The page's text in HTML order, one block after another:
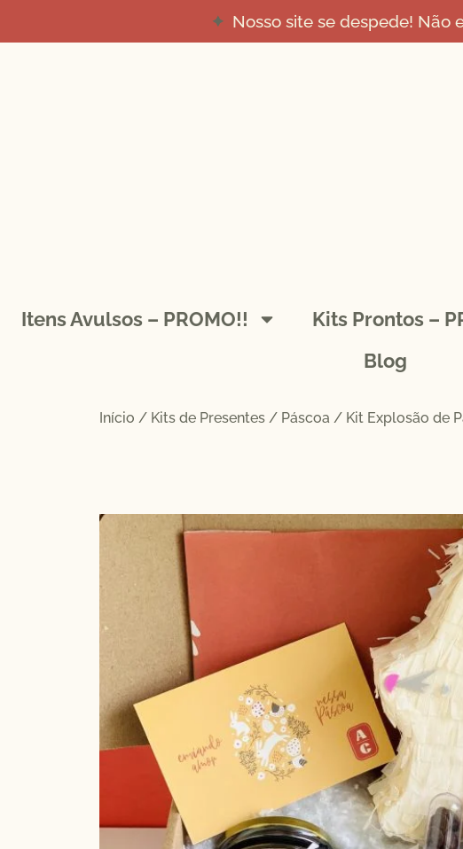
Nosso site se despede! Não
Itens Avulsos – PROMO!! Kits Prontos –
Blog
Início / Kits de Presentes / Páscoa / Kit Explosão de